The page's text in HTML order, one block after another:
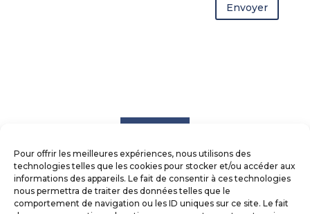
Pour offrir les meilleures expériences, nous utilisons des
technologies telles que les cookies pour stocker et/ou accéder aux
informations des appareils. Le fait de consentir à ces technologies
nous permettra de traiter des données telles que le
comportement de navigation ou les ID uniques sur ce site. Le fait
Envoyer
CONTACTEZ-NOUS